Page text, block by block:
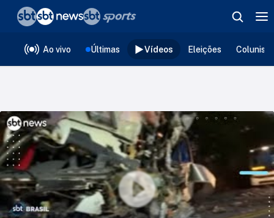
Ao vivo Últimas Vídeos Eleições
❮voltar
Editorias